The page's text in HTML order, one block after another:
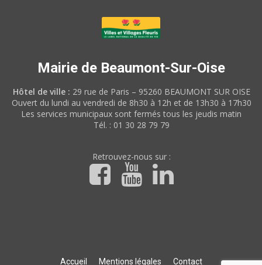
Mairie de Beaumont-Sur-Oise
Hôtel de ville : 29 rue de Paris – 95260 BEAUMONT SUR OISE
Ouvert du lundi au vendredi de 8h30 à 12h et de 13h30 à 17h30
Les services municipaux sont fermés tous les jeudis matin
Tél. : 01 30 28 79 79
Retrouvez-nous sur :
Accueil Mentions légales Contact